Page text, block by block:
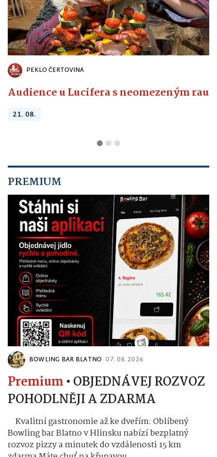
PEKLO ČERTOVINA
Audience u Lucifera s neomezeným
21. 08.
PREMIUM
BOWLING BAR BLATNO 07. 08. 2026
Premium • OBJEDNÁVEJ ROZVOZ
POHODLNĚJI A ZDARMA
Kvalitní gastronomie až ke dveřím: Oblíbený
Bowling bar Blatno v Hlinsku nabízí bezplatný
rozvoz pizzy a minutek do vzdálenosti 15 km